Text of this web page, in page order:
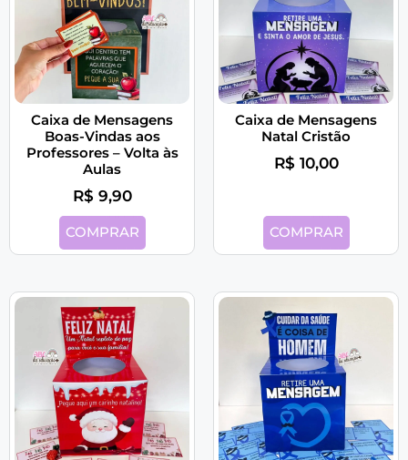
Caixa de Mensagens
Boas-Vindas aos
Professores – Volta às
Aulas
R$ 9,90
COMPRAR
Caixa de Mensagens
Natal Cristão
R$ 10,00
COMPRAR